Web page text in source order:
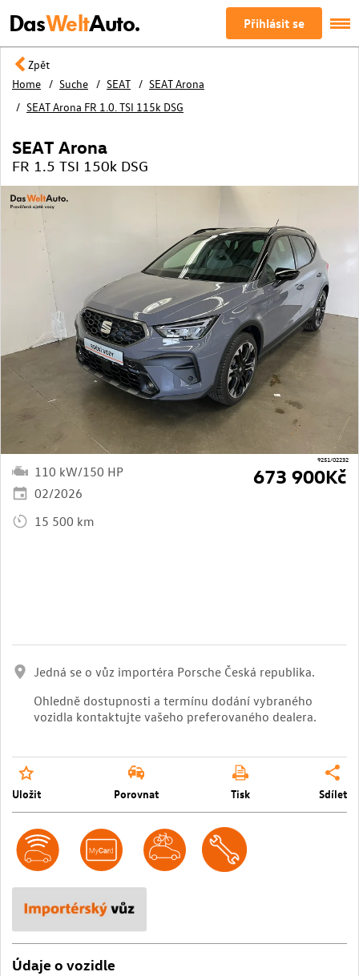
DasWeltAuto. Přihlásit se
Zpět
Home
Suche SEAT
SEAT Arona
SEAT Arona FR 1.0. TSI 115k DSG
9251/02232
SEAT Arona
FR 1.5 TSI 150k DSG
110 kW/150 HP
02/2026
15 500 km
673 900Kč
Jedná se o vůz importéra Porsche Česká republika.
Ohledně dostupnosti a termínu dodání vybraného
vozidla kontaktujte vašeho preferovaného dealera.
Uložit Porovnat Tisk Sdílet
Údaje o vozidle